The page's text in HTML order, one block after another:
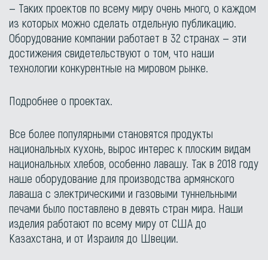
— Таких проектов по всему миру очень много, о каждом
из которых можно сделать отдельную публикацию.
Оборудование компании работает в 32 странах — эти
достижения свидетельствуют о том, что наши
технологии конкурентные на мировом рынке.
Подробнее о проектах.
Все более популярными становятся продукты
национальных кухонь, вырос интерес к плоским видам
национальных хлебов, особенно лавашу. Так в 2018 году
наше оборудование для производства армянского
лаваша с электрическими и газовыми туннельными
печами было поставлено в девять стран мира. Наши
изделия работают по всему миру от США до
Казахстана, и от Израиля до Швеции.